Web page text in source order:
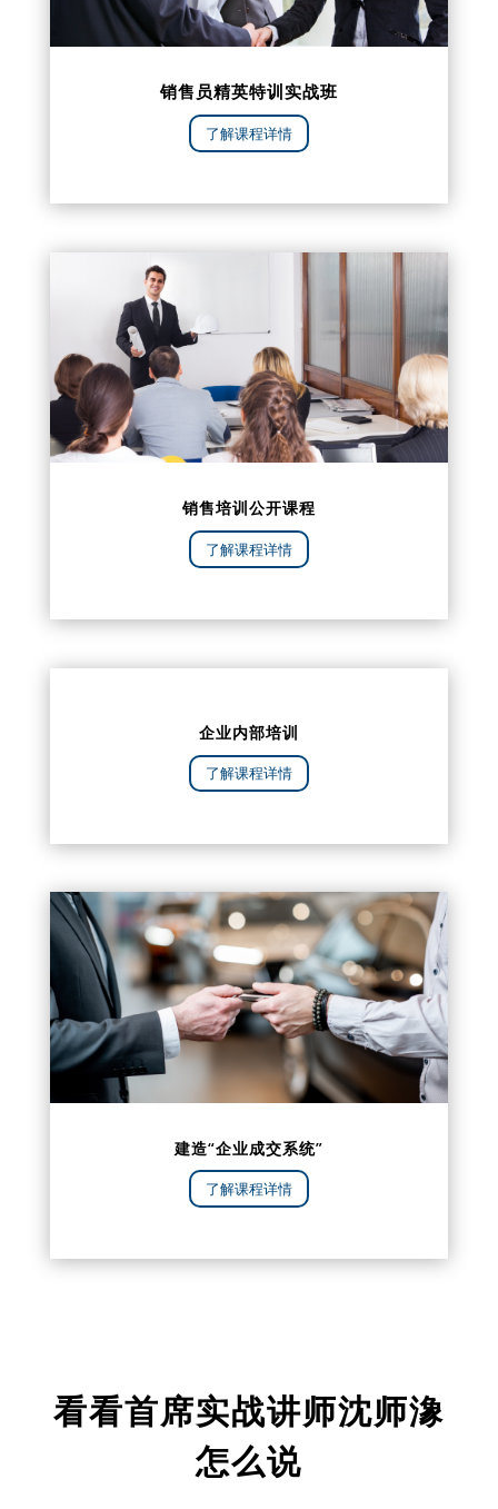
销售员精英特训实战班
了解课程详情
销售培训公开课程
了解课程详情
企业内部培训
了解课程详情
建造“企业成交系统”
了解课程详情
看看首席实战讲师沈师潒
怎么说